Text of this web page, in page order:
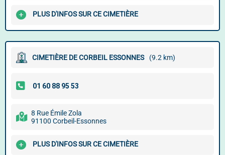
PLUS D'INFOS SUR CE CIMETIÈRE
CIMETIÈRE DE CORBEIL ESSONNES (9.2 km)
8 Rue Émile Zola
91100 Corbeil-Essonnes
PLUS D'INFOS SUR CE CIMETIÈRE